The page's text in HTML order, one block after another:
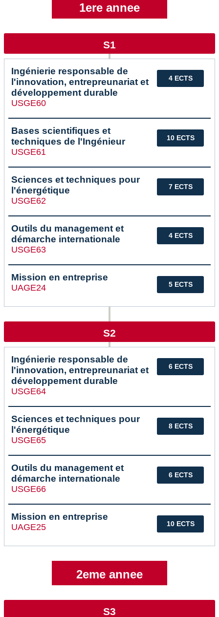
1ere annee
S1
4 ECTS
Ingénierie responsable de
l'innovation, entrepreunariat et
développement durable
USGE60
10 ECTS
Bases scientifiques et
techniques de l'Ingénieur
USGE61
7 ECTS
Sciences et techniques pour
l'énergétique
USGE62
4 ECTS
Outils du management et
démarche internationale
USGE63
5 ECTS
Mission en entreprise
UAGE24
S2
6 ECTS
Ingénierie responsable de
l'innovation, entrepreunariat et
développement durable
USGE64
8 ECTS
Sciences et techniques pour
l'énergétique
USGE65
6 ECTS
Outils du management et
démarche internationale
USGE66
10 ECTS
Mission en entreprise
UAGE25
2eme annee
S3